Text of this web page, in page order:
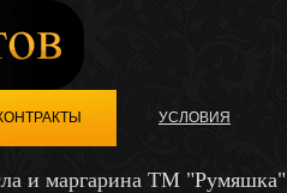
УСЛОВИЯ
и маргарина ТМ "Румяшка"